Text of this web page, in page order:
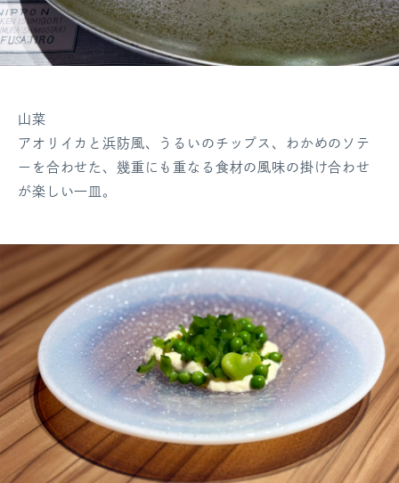
山菜
アオリイカと浜防風、うるいのチップス、わかめのソテ
ーを合わせた、幾重にも重なる食材の風味の掛け合わせ
が楽しい一皿。